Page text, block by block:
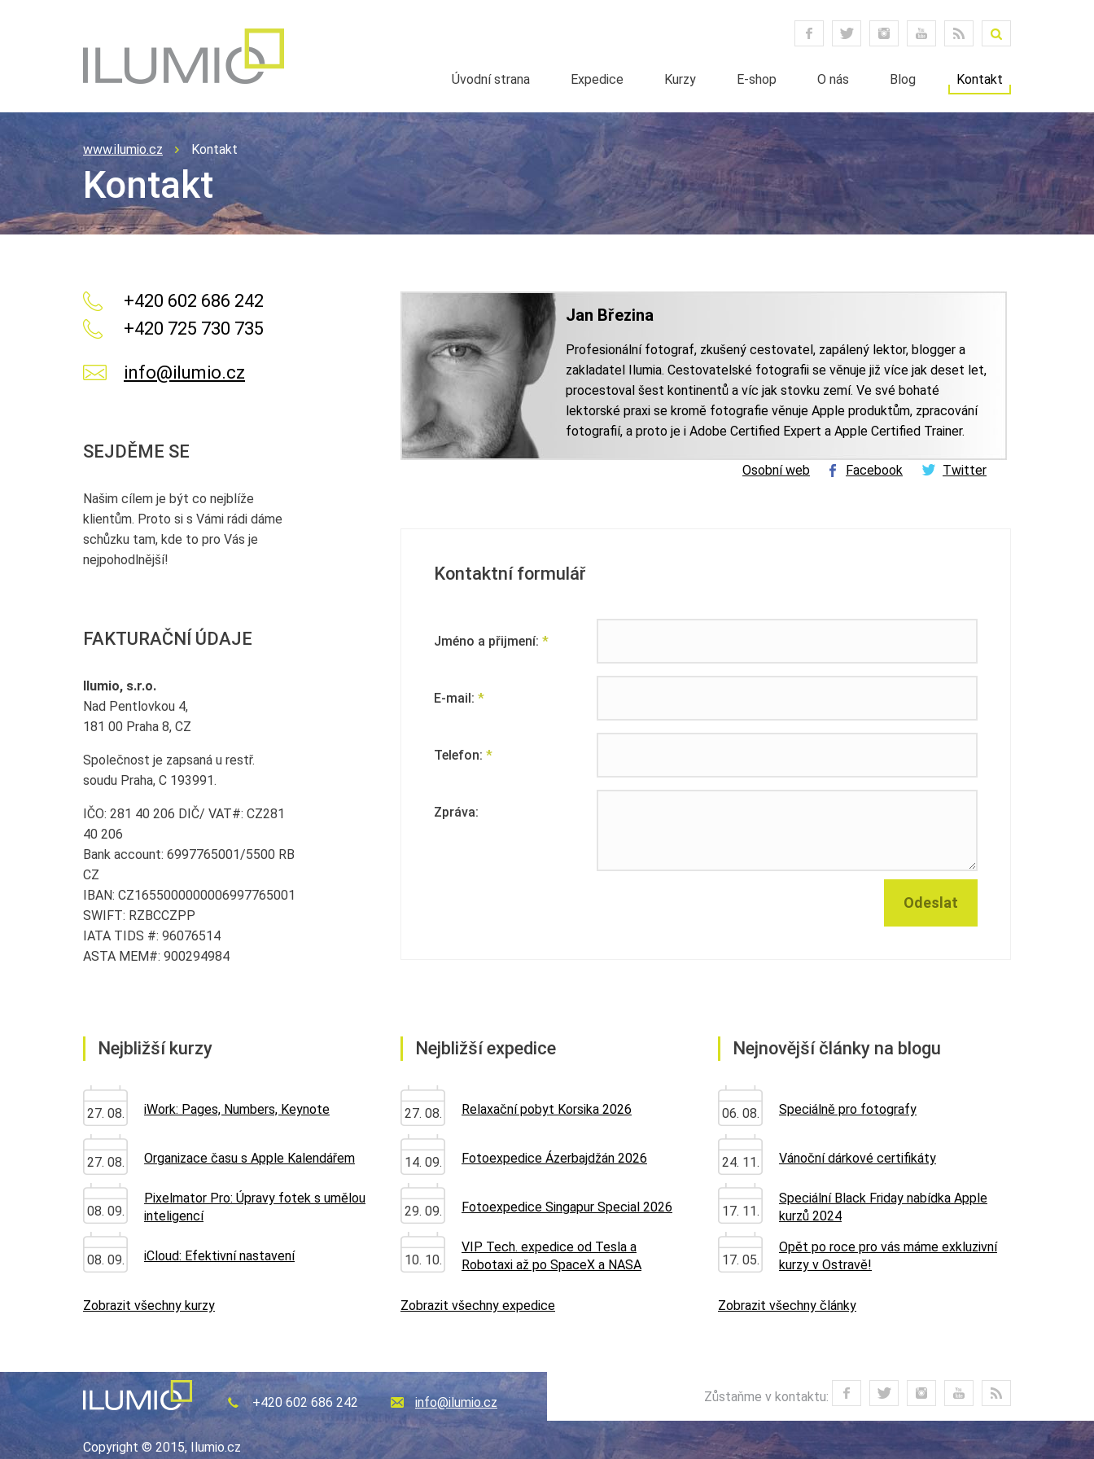
Úvodní strana Expedice Kurzy E-shop O nás Blog Kontakt
www.ilumio.cz Kontakt
Kontakt
+420 602 686 242
+420 725 730 735
info@ilumio.cz
SEJDĚME SE
Našim cílem je být co nejblíže
klientům. Proto si s Vámi rádi dáme
schůzku tam, kde to pro Vás je
nejpohodlnější!
FAKTURAČNÍ ÚDAJE
Ilumio, s.r.o.
Nad Pentlovkou 4,
181 00 Praha 8, CZ
Společnost je zapsaná u restř.
soudu Praha, C 193991.
IČO: 281 40 206 DIČ/ VAT#: CZ281
40 206
Bank account: 6997765001/5500 RB
CZ
IBAN: CZ1655000000006997765001
SWIFT: RZBCCZPP
IATA TIDS #: 96076514
ASTA MEM#: 900294984
Jan Březina
Profesionální fotograf, zkušený cestovatel, zapálený lektor, blogger a
zakladatel Ilumia. Cestovatelské fotografii se věnuje již více jak deset let,
procestoval šest kontinentů a víc jak stovku zemí. Ve své bohaté
lektorské praxi se kromě fotografie věnuje Apple produktům, zpracování
fotografií, a proto je i Adobe Certified Expert a Apple Certified Trainer.
Osobní web Facebook Twitter
Kontaktní formulář
Jméno a přijmení: *
E-mail: *
Telefon: *
Zpráva:
Nejbližší kurzy
27. 08. iWork: Pages, Numbers, Keynote
27. 08. Organizace času s Apple Kalendářem
08. 09.
Pixelmator Pro: Úpravy fotek s umělou
inteligencí
08. 09. iCloud: Efektivní nastavení
Zobrazit všechny kurzy
Nejbližší expedice
27. 08. Relaxační pobyt Korsika 2026
14. 09. Fotoexpedice Ázerbajdžán 2026
29. 09. Fotoexpedice Singapur Special 2026
10. 10.
VIP Tech. expedice od Tesla a
Robotaxi až po SpaceX a NASA
Zobrazit všechny expedice
Nejnovější články na blogu
06. 08. Speciálně pro fotografy
24. 11. Vánoční dárkové certifikáty
17. 11.
Speciální Black Friday nabídka Apple
kurzů 2024
17. 05.
Opět po roce pro vás máme exkluzivní
kurzy v Ostravě!
Zobrazit všechny články
+420 602 686 242 info@ilumio.cz Zůstaňme v kontaktu:
Copyright © 2015, Ilumio.cz